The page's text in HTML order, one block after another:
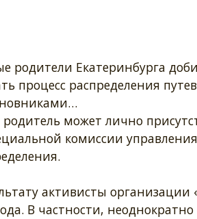
родители Екатеринбурга
процесс распределения
может лично
комиссии
активисты организации
В частности,